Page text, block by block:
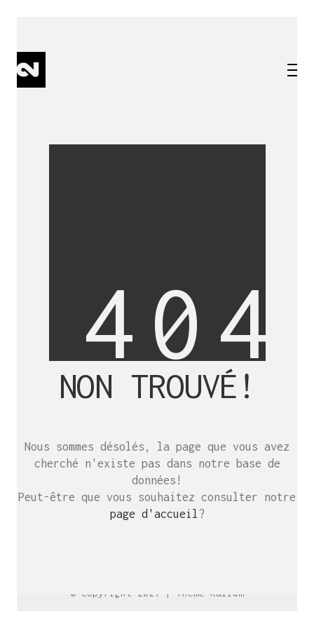
4 0 4
NON TROUVÉ!
Nous sommes désolés, la page que vous avez
cherché n'existe pas dans notre base de
données!
Peut-être que vous souhaitez consulter notre
page d'accueil ?
C’est toujours mieux de se voir
afin de parler le même langage.
atelier@crayon-noir.re
© Copyright 2021 | Thème Kalium